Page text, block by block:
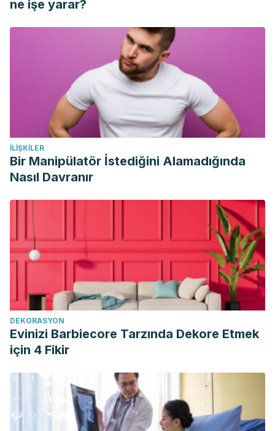
Rowland, I. R. (2012). Chickpea (Cicer arietinum) and other
plant-derived protease inhibitor concentrates inhibit breast
and prostate cancer cell proliferation in vitro. Nutrition and
Cancer. https://doi.org/10.1080/01635581.2012.688914
Gupta, N., Bisen, P. S., & Bhagyawant, S. S. (2018).
Chickpea Lectin Inhibits Human Breast Cancer Cell
Proliferation and Induces Apoptosis Through Cell Cycle
Arrest. Protein & Peptide Letters.
https://doi.org/10.2174/0929866525666180406142900
Thomson, M., & Ali, M. (2003). Garlic [Allium sativum]: A
ne işe yarar?
İLIŞKILER
Bir Manipülatör İstediğini Alamadığında
Nasıl Davranır
DEKORASYON
Evinizi Barbiecore Tarzında Dekore Etmek
için 4 Fikir